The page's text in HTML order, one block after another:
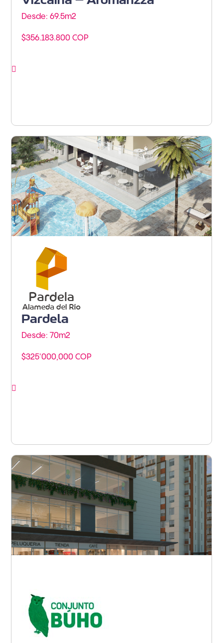
Desde: 69.5m2
$356.183.800 COP
Barranquilla - Barranquilla
Pardela
Desde: 70m2
$325'000,000 COP